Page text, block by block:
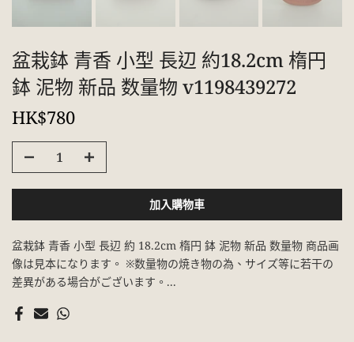
盆栽鉢 青香 小型 長辺 約18.2cm 楕円
鉢 泥物 新品 数量物 v1198439272
HK$780
加入購物車
盆栽鉢 青香 小型 長辺 約 18.2cm 楕円 鉢 泥物 新品 数量物 商品画
像は見本になります。 ※数量物の焼き物の為、サイズ等に若干の
差異がある場合がございます。...